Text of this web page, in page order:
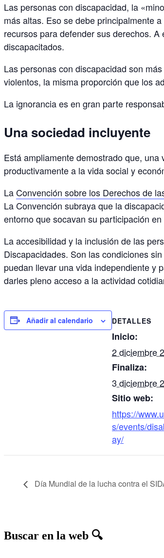
Las personas con discapacidad, la
más altas. Eso se debe principalmente
recursos para defender sus derechos.
discapacitados.
Las personas con discapacidad son
violentos, la misma proporción que los
La ignorancia es en gran parte
Una sociedad incluyente
Está ampliamente demostrado que,
productivamente a la vida social y
La Convención sobre los Derechos de
La Convención subraya que la
entorno que socavan su participación
La accesibilidad y la inclusión de las
Discapacidades. Son las condiciones
puedan llevar una vida independiente y
darles pleno acceso a la actividad
Añadir al calendario DETALLES
Inicio:
2 diciembre
Finaliza:
3 diciembre
Sitio web:
https://
s/events/
ay/
Día Mundial de la lucha contra el
Buscar en la web 🔍